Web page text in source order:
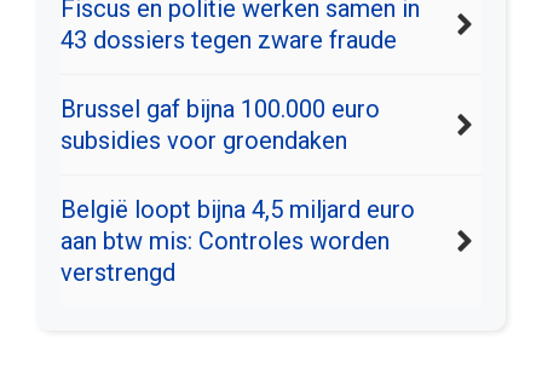
Fiscus en politie werken samen in
43 dossiers tegen zware fraude
Brussel gaf bijna 100.000 euro
subsidies voor groendaken
België loopt bijna 4,5 miljard euro
aan btw mis: Controles worden
verstrengd